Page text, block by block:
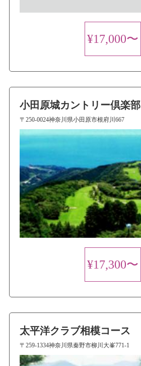
¥17,000〜
小田原城カントリー倶楽部
〒250-0024神奈川県小田原市根府川667
¥17,300〜
太平洋クラブ相模コース
〒259-1334神奈川県秦野市柳川大峯771-1